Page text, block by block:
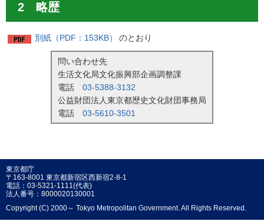
2 略歴
別紙（PDF：153KB） のとおり
問い合わせ先
生活文化局文化振興部企画調整課
電話 03-5388-3132
公益財団法人東京都歴史文化財団事務局
電話 03-5610-3501
東京都庁
〒163-8001 東京都新宿区西新宿2-8-1
電話：03-5321-1111(代表)
法人番号：8000020130001
Copyright (C) 2000～ Tokyo Metropolitan Government. All Rights Reserved.